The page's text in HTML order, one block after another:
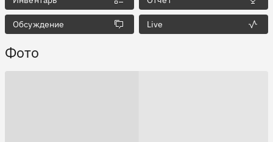
Обсуждение Live
Фото